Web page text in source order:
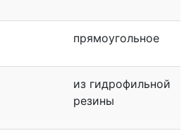
прямоугольное
из гидрофильной
резины